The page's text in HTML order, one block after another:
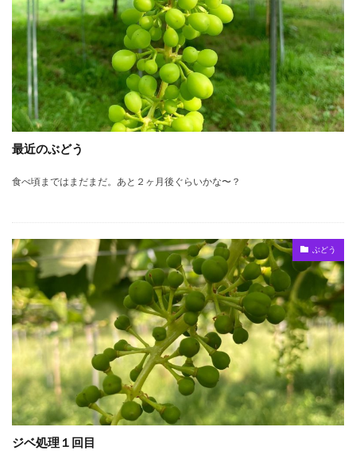
最近のぶどう
食べ頃まではまだまだ。あと２ヶ月後ぐらいかな〜？
ぶどう
ジベ処理１回目